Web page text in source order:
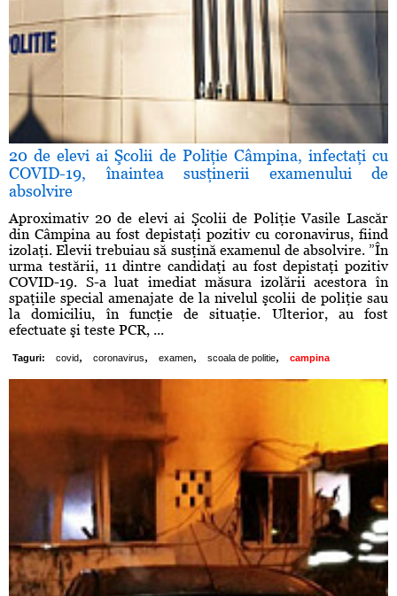
20 de elevi ai Şcolii de Poliţie Câmpina, infectaţi cu
COVID-19, înaintea susţinerii examenului de
absolvire
Aproximativ 20 de elevi ai Şcolii de Poliţie Vasile Lascăr
din Câmpina au fost depistaţi pozitiv cu coronavirus, fiind
izolaţi. Elevii trebuiau să susţină examenul de absolvire. ”În
urma testării, 11 dintre candidaţi au fost depistaţi pozitiv
COVID-19. S-a luat imediat măsura izolării acestora în
spaţiile special amenajate de la nivelul şcolii de poliţie sau
la domiciliu, în funcţie de situaţie. Ulterior, au fost
efectuate şi teste PCR, ...
Taguri: covid, coronavirus, examen, scoala de politie, campina